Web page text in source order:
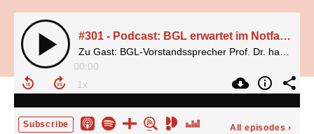
#301 - Podcast: BGL erwartet im Notfall Aussetzung von Grenzkontrollen für Güterverkehr
00:00
Subscribe All episodes ›